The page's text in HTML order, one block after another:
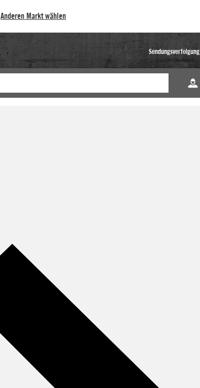
Anderen Markt wählen
Sendungsverfolgung